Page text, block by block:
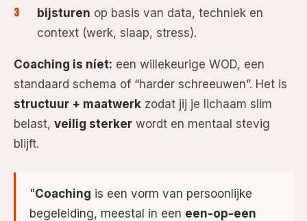
bijsturen op basis van data, techniek en
context (werk, slaap, stress).
Coaching is níet: een willekeurige WOD, een
standaard schema of “harder schreeuwen”. Het is
structuur + maatwerk zodat jij je lichaam slim
belast, veilig sterker wordt en mentaal stevig
blijft.
"Coaching is een vorm van persoonlijke
begeleiding, meestal in een een-op-een